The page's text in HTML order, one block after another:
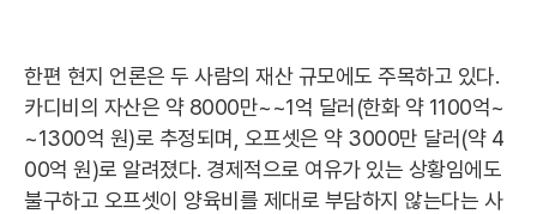
한편 현지 언론은 두 사람의 재산 규모에도 주목하고 있다.
카디비의 자산은 약 8000만~~1억 달러(한화 약 1100억~
~1300억 원)로 추정되며, 오프셋은 약 3000만 달러(약 4
00억 원)로 알려졌다. 경제적으로 여유가 있는 상황임에도
불구하고 오프셋이 양육비를 제대로 부담하지 않는다는 사